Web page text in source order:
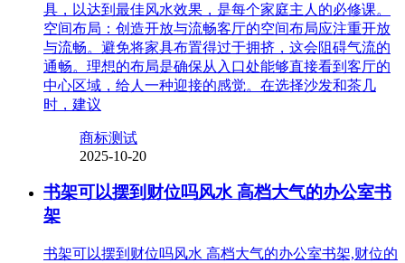
具，以达到最佳风水效果，是每个家庭主人的必修课。
空间布局：创造开放与流畅客厅的空间布局应注重开放
与流畅。避免将家具布置得过于拥挤，这会阻碍气流的
通畅。理想的布局是确保从入口处能够直接看到客厅的
中心区域，给人一种迎接的感觉。在选择沙发和茶几
时，建议
商标测试
2025-10-20
书架可以摆到财位吗风水 高档大气的办公室书
架
书架可以摆到财位吗风水 高档大气的办公室书架,财位的